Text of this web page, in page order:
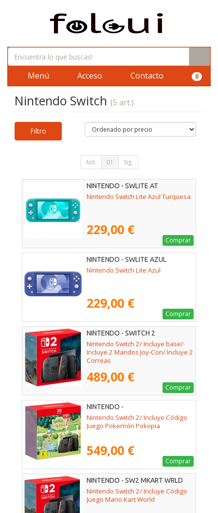
Menú Acceso Contacto 0
Nintendo Switch (5 art.)
Filtro
Ant. 01 Sig.
NINTENDO - SWLITE AT
Nintendo Switch Lite Azul Turquesa
229,00 €
Comprar
NINTENDO - SWLITE AZUL
Nintendo Switch Lite Azul
229,00 €
Comprar
NINTENDO - SWITCH 2
Nintendo Switch 2/ Incluye base/
Incluye 2 Mandos Joy-Con/ Incluye 2
Correas
489,00 €
Comprar
NINTENDO -
Nintendo Switch 2/ Incluye Código
Juego Pokemón Pokopia
549,00 €
Comprar
NINTENDO - SW2 MKART WRLD
Nintendo Switch 2/ Incluye Código
Juego Mario Kart World